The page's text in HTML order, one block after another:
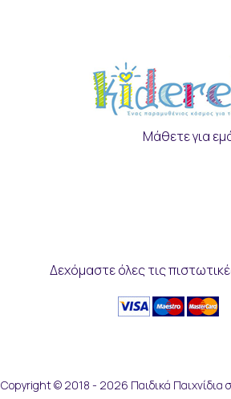
Μάθετε για
Δεχόμαστε όλες τις
Copyright © 2018 - 2026 Παιδικά Παιχνίδια